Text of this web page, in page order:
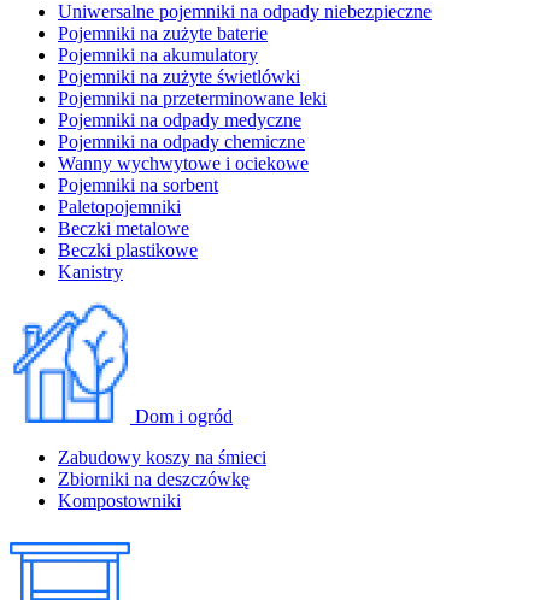
Uniwersalne pojemniki na odpady niebezpieczne
Pojemniki na zużyte baterie
Pojemniki na akumulatory
Pojemniki na zużyte świetlówki
Pojemniki na przeterminowane leki
Pojemniki na odpady medyczne
Pojemniki na odpady chemiczne
Wanny wychwytowe i ociekowe
Pojemniki na sorbent
Paletopojemniki
Beczki metalowe
Beczki plastikowe
Kanistry
Dom i ogród
Zabudowy koszy na śmieci
Zbiorniki na deszczówkę
Kompostowniki